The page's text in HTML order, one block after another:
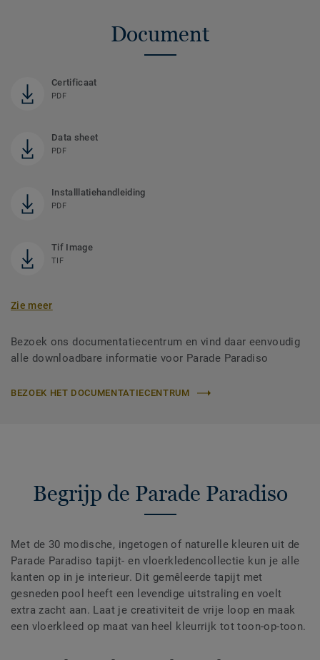
Document
Certificaat
PDF
Data sheet
PDF
Installlatiehandleiding
PDF
Tif Image
TIF
Zie meer
Bezoek ons documentatiecentrum en vind daar eenvoudig
alle downloadbare informatie voor Parade Paradiso
BEZOEK HET DOCUMENTATIECENTRUM
Begrijp de Parade Paradiso
Met de 30 modische, ingetogen of naturelle kleuren uit de
Parade Paradiso tapijt- en vloerkledencollectie kun je alle
kanten op in je interieur. Dit gemêleerde tapijt met
gesneden pool heeft een levendige uitstraling en voelt
extra zacht aan. Laat je creativiteit de vrije loop en maak
een vloerkleed op maat van heel kleurrijk tot toon-op-toon.